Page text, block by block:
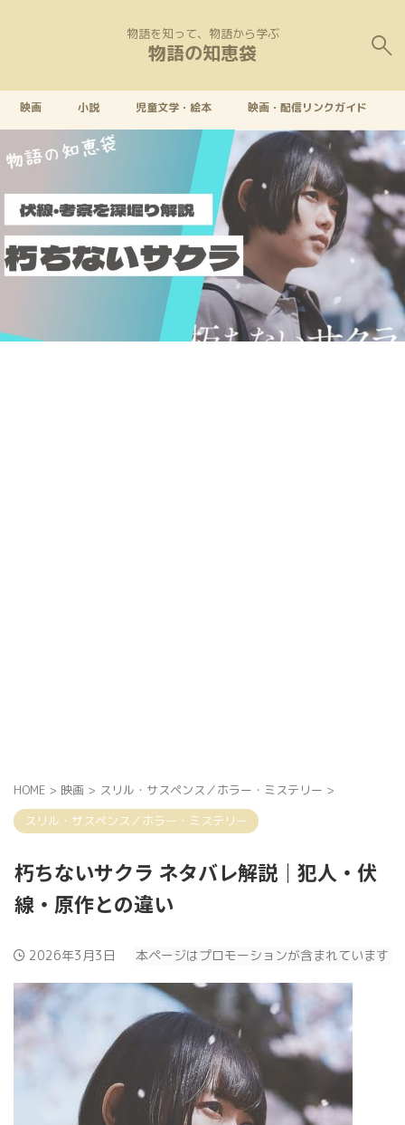
物語を知って、物語から学ぶ
物語の知恵袋
映画 小説 児童文学・絵本 映画・配信リンクガイド
HOME > 映画 > スリル・サスペンス／ホラー・ミステリー >
スリル・サスペンス／ホラー・ミステリー
朽ちないサクラ ネタバレ解説｜犯人・伏
線・原作との違い
2026年3月3日 本ページはプロモーションが含まれています